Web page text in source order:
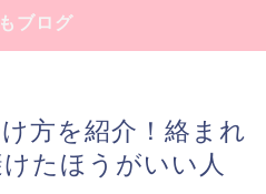
ブログ
方を紹介！絡まれ
たほうがいい人